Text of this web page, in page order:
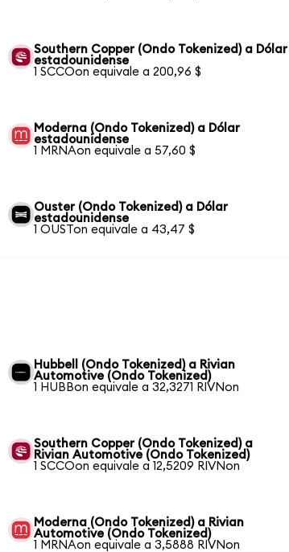
Southern Copper (Ondo Tokenized) a Dólar
estadounidense
1 SCCOon equivale a 200,96 $
Moderna (Ondo Tokenized) a Dólar
estadounidense
1 MRNAon equivale a 57,60 $
Ouster (Ondo Tokenized) a Dólar
estadounidense
1 OUSTon equivale a 43,47 $
Hubbell (Ondo Tokenized) a Rivian
Automotive (Ondo Tokenized)
1 HUBBon equivale a 32,3271 RIVNon
Southern Copper (Ondo Tokenized) a
Rivian Automotive (Ondo Tokenized)
1 SCCOon equivale a 12,5209 RIVNon
Moderna (Ondo Tokenized) a Rivian
Automotive (Ondo Tokenized)
1 MRNAon equivale a 3,5888 RIVNon